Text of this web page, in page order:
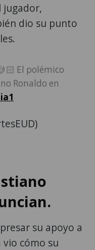
jugador,
dio su punto
El polémico
Ronaldo en
su apoyo a
vio cómo su